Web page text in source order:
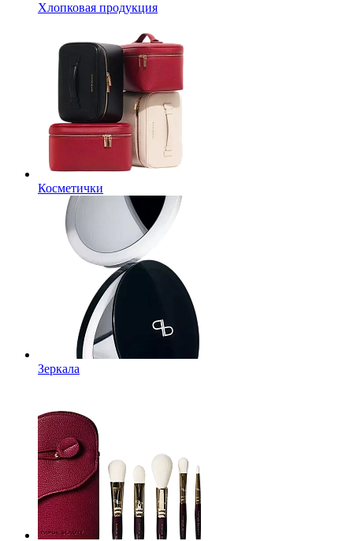
Хлопковая продукция
Косметички
Зеркала